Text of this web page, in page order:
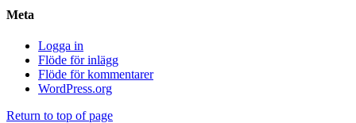
Meta
Logga in
Flöde för inlägg
Flöde för kommentarer
WordPress.org
Return to top of page